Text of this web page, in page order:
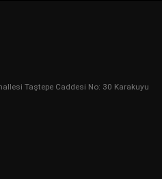
Taştepe Caddesi No: 30 Karakuyu